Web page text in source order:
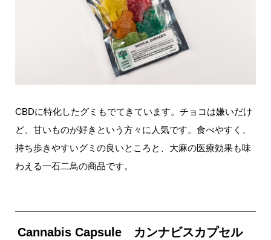
CBDに特化したグミもでてきています。チョコは嫌いだけ
ど、甘いものが好きという方々に人気です。食べやすく、
持ち歩きやすいグミの良いところと、大麻の医療効果も味
わえる一石二鳥の商品です。
Cannabis Capsule カンナビスカプセル